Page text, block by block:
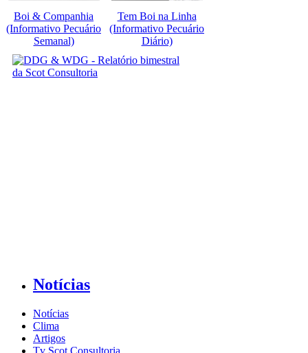
Boi & Companhia
(Informativo Pecuário
Semanal)
Tem Boi na Linha
(Informativo Pecuário
Diário)
Notícias
Notícias
Clima
Artigos
Tv Scot Consultoria